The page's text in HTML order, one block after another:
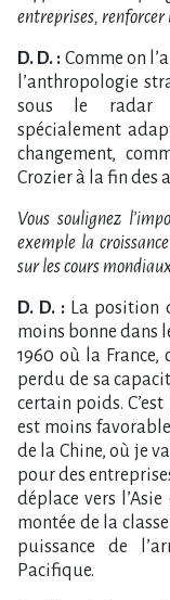
entreprises, renforcer
D. D. : Comme on
l’anthropologie
sous le radar
spécialement
changement,
Crozier à la fin des
Vous soulignez
exemple la
sur les cours
D. D. : La position
moins bonne dans
1960 où la France,
perdu de sa
certain poids.
est moins
de la Chine, où je
pour des
déplace vers
montée de la
puissance de
Pacifique.